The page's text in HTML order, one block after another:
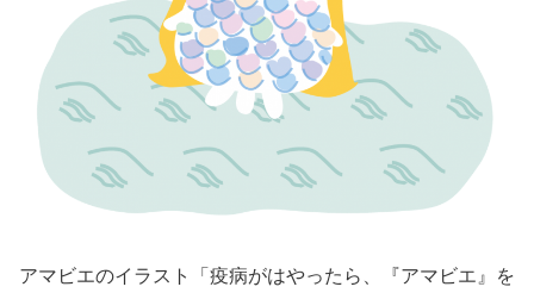
アマビエのイラスト「疫病がはやったら、『アマビエ』を